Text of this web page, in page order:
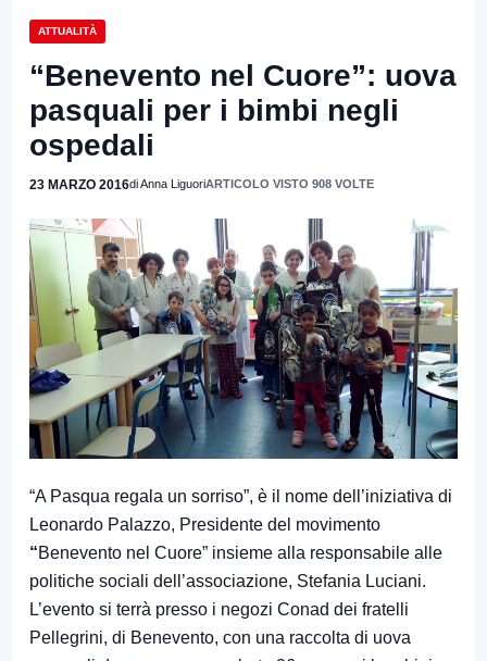
ATTUALITÀ
“Benevento nel Cuore”: uova
pasquali per i bimbi negli
ospedali
23 MARZO 2016di Anna LiguoriARTICOLO VISTO 908 VOLTE
“A Pasqua regala un sorriso”, è il nome dell’iniziativa di
Leonardo Palazzo, Presidente del movimento
“Benevento nel Cuore” insieme alla responsabile alle
politiche sociali dell’associazione, Stefania Luciani.
L’evento si terrà presso i negozi Conad dei fratelli
Pellegrini, di Benevento, con una raccolta di uova